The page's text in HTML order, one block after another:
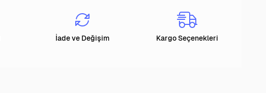
İade ve Değişim Kargo Seçenekleri